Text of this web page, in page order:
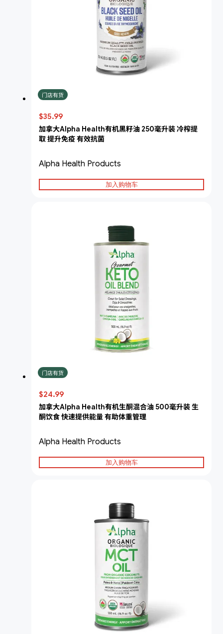
门店有货
$35.99
加拿大Alpha Health有机黑籽油 250毫升装 冷榨提
取 提升免疫 有效抗菌
Alpha Health Products
加入购物车
门店有货
$24.99
加拿大Alpha Health有机生酮混合油 500毫升装 生
酮饮食 快速提供能量 有助体重管理
Alpha Health Products
加入购物车